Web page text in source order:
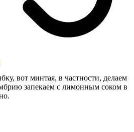
вот минтая, в частности, делаем
запекаем с лимонным соком в